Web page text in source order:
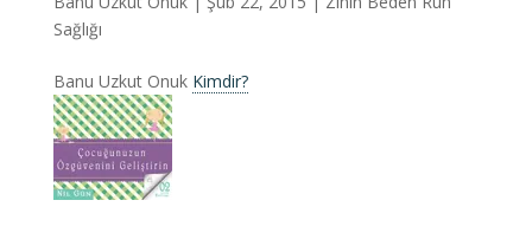
Sağlığı
Banu Uzkut Onuk Kimdir?